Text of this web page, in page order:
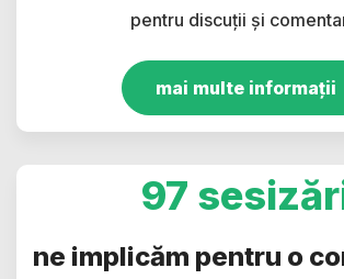
pentru discuții și
mai multe informații
97
ne implicăm pentru o